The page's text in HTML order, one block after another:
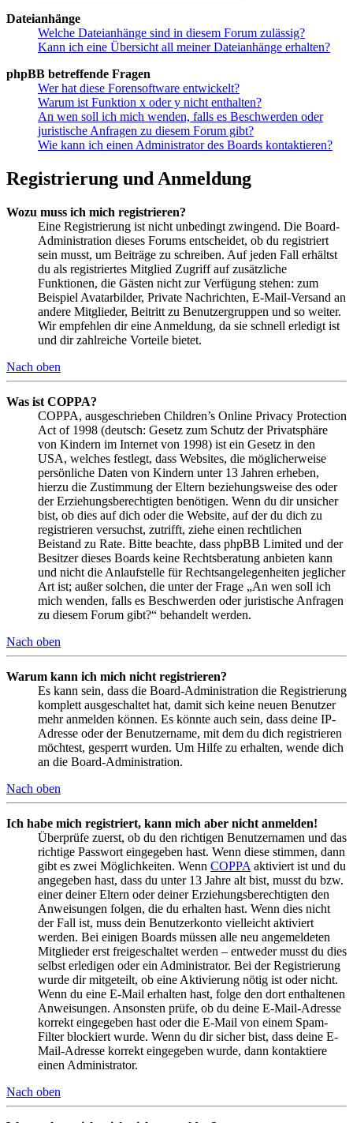
Dateianhänge
Welche Dateianhänge sind in diesem Forum zulässig?
Kann ich eine Übersicht all meiner Dateianhänge erhalten?
phpBB betreffende Fragen
Wer hat diese Forensoftware entwickelt?
Warum ist Funktion x oder y nicht enthalten?
An wen soll ich mich wenden, falls es Beschwerden oder
juristische Anfragen zu diesem Forum gibt?
Wie kann ich einen Administrator des Boards kontaktieren?
Registrierung und Anmeldung
Wozu muss ich mich registrieren?
Eine Registrierung ist nicht unbedingt zwingend. Die Board-
Administration dieses Forums entscheidet, ob du registriert
sein musst, um Beiträge zu schreiben. Auf jeden Fall erhältst
du als registriertes Mitglied Zugriff auf zusätzliche
Funktionen, die Gästen nicht zur Verfügung stehen: zum
Beispiel Avatarbilder, Private Nachrichten, E-Mail-Versand an
andere Mitglieder, Beitritt zu Benutzergruppen und so weiter.
Wir empfehlen dir eine Anmeldung, da sie schnell erledigt ist
und dir zahlreiche Vorteile bietet.
Nach oben
Was ist COPPA?
COPPA, ausgeschrieben Children’s Online Privacy Protection
Act of 1998 (deutsch: Gesetz zum Schutz der Privatsphäre
von Kindern im Internet von 1998) ist ein Gesetz in den
USA, welches festlegt, dass Websites, die möglicherweise
persönliche Daten von Kindern unter 13 Jahren erheben,
hierzu die Zustimmung der Eltern beziehungsweise des oder
der Erziehungsberechtigten benötigen. Wenn du dir unsicher
bist, ob dies auf dich oder die Website, auf der du dich zu
registrieren versuchst, zutrifft, ziehe einen rechtlichen
Beistand zu Rate. Bitte beachte, dass phpBB Limited und der
Besitzer dieses Boards keine Rechtsberatung anbieten kann
und nicht die Anlaufstelle für Rechtsangelegenheiten jeglicher
Art ist; außer solchen, die unter der Frage „An wen soll ich
mich wenden, falls es Beschwerden oder juristische Anfragen
zu diesem Forum gibt?“ behandelt werden.
Nach oben
Warum kann ich mich nicht registrieren?
Es kann sein, dass die Board-Administration die Registrierung
komplett ausgeschaltet hat, damit sich keine neuen Benutzer
mehr anmelden können. Es könnte auch sein, dass deine IP-
Adresse oder der Benutzername, mit dem du dich registrieren
möchtest, gesperrt wurden. Um Hilfe zu erhalten, wende dich
an die Board-Administration.
Nach oben
Ich habe mich registriert, kann mich aber nicht anmelden!
Überprüfe zuerst, ob du den richtigen Benutzernamen und das
richtige Passwort eingegeben hast. Wenn diese stimmen, dann
gibt es zwei Möglichkeiten. Wenn COPPA aktiviert ist und du
angegeben hast, dass du unter 13 Jahre alt bist, musst du bzw.
einer deiner Eltern oder deiner Erziehungsberechtigten den
Anweisungen folgen, die du erhalten hast. Wenn dies nicht
der Fall ist, muss dein Benutzerkonto vielleicht aktiviert
werden. Bei einigen Boards müssen alle neu angemeldeten
Mitglieder erst freigeschaltet werden – entweder musst du dies
selbst erledigen oder ein Administrator. Bei der Registrierung
wurde dir mitgeteilt, ob eine Aktivierung nötig ist oder nicht.
Wenn du eine E-Mail erhalten hast, folge den dort enthaltenen
Anweisungen. Ansonsten prüfe, ob du deine E-Mail-Adresse
korrekt eingegeben hast oder die E-Mail von einem Spam-
Filter blockiert wurde. Wenn du dir sicher bist, dass deine E-
Mail-Adresse korrekt eingegeben wurde, dann kontaktiere
einen Administrator.
Nach oben